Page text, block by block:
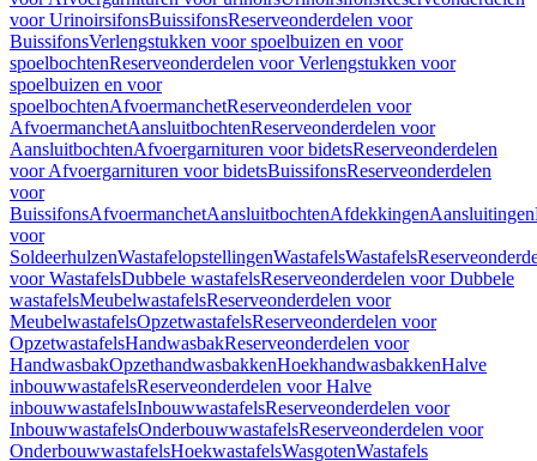
voor UrinoirsifonsBuissifonsReserveonderdelen voor
BuissifonsVerlengstukken voor spoelbuizen en voor
spoelbochtenReserveonderdelen voor Verlengstukken voor
spoelbuizen en voor
spoelbochtenAfvoermanchetReserveonderdelen voor
AfvoermanchetAansluitbochtenReserveonderdelen voor
AansluitbochtenAfvoergarnituren voor bidetsReserveonderdelen
voor Afvoergarnituren voor bidetsBuissifonsReserveonderdelen
voor
BuissifonsAfvoermanchetAansluitbochtenAfdekkingenAansluitingen
voor
SoldeerhulzenWastafelopstellingenWastafelsWastafels
voor WastafelsDubbele wastafelsReserveonderdelen voor Dubbele
wastafelsMeubelwastafelsReserveonderdelen voor
MeubelwastafelsOpzetwastafelsReserveonderdelen voor
OpzetwastafelsHandwasbakReserveonderdelen voor
HandwasbakOpzethandwasbakkenHoekhandwasbakkenHalve
inbouwwastafelsReserveonderdelen voor Halve
inbouwwastafelsInbouwwastafelsReserveonderdelen voor
InbouwwastafelsOnderbouwwastafelsReserveonderdelen voor
OnderbouwwastafelsHoekwastafelsWasgotenWastafels